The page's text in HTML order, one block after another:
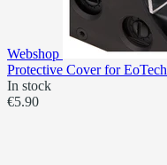
Webshop
Protective Cover for EoTech
In stock
€5.90